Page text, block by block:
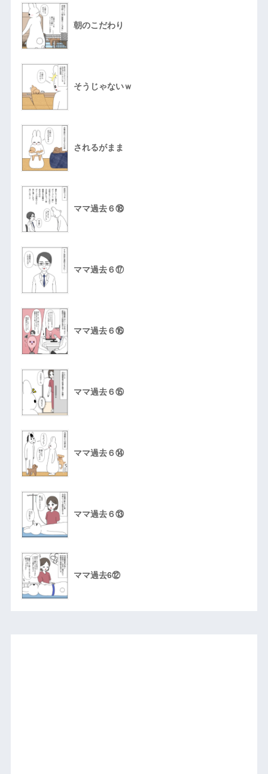
朝のこだわり
そうじゃないｗ
されるがまま
ママ過去６⑱
ママ過去６⑰
ママ過去６⑯
ママ過去６⑮
ママ過去６⑭
ママ過去６⑬
ママ過去6⑫